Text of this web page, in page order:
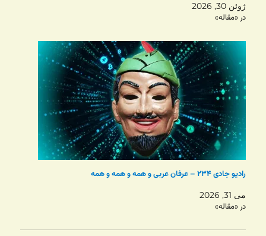
ژوئن 30, 2026
در «مقاله»
رادیو جادی ۲۳۴ – عرفان عربی و همه و همه و همه
می 31, 2026
در «مقاله»